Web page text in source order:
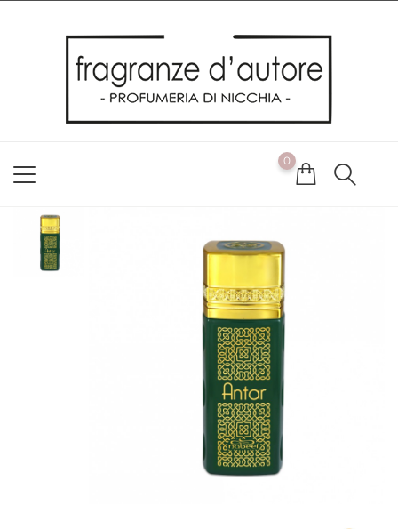
Utilizziamo i cookie per offrirti la migliore esperienza possibile
sul nostro sito web. Cliccando su OK, acconsenti alla nostra
politica sui cookie. Se desideri modificare le tue preferenze sui
cookie, puoi farlo
0